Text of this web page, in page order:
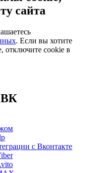
сайта
. Если вы хотите
отключите cookie в
ВК
с Вконтакте